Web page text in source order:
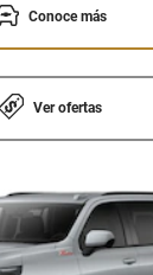
Conoce más
Ver ofertas